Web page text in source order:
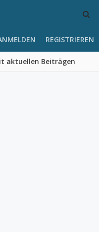
aktuellen Beiträgen
REGISTRIEREN